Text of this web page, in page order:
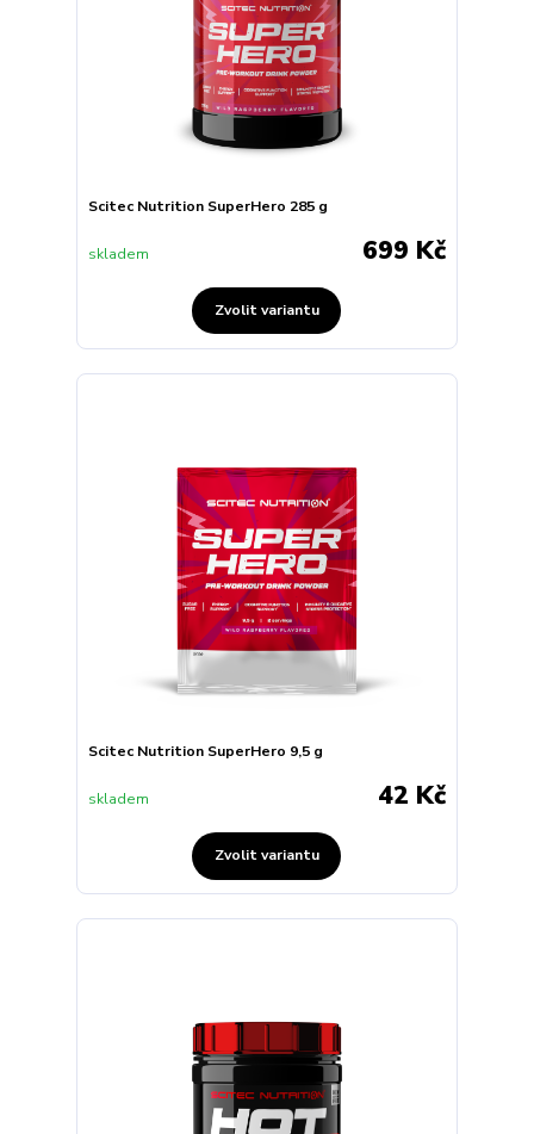
Scitec Nutrition SuperHero 285 g
699 Kč
skladem
Zvolit variantu
Scitec Nutrition SuperHero 9,5 g
42 Kč
skladem
Zvolit variantu